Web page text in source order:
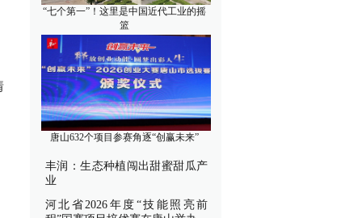
“七个第一”！这里是中国近代工业的摇
篮
唐山632个项目参赛角逐“创赢未来”
丰润：生态种植闯出甜蜜甜瓜产
业
河北省2026年度“技能照亮前